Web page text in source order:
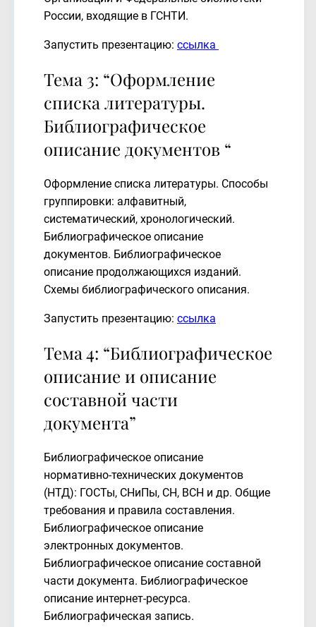
России, входящие в ГСНТИ.
Запустить презентацию: ссылка
Тема 3: “Оформление
списка литературы.
Библиографическое
описание документов “
Оформление списка литературы. Способы
группировки: алфавитный,
систематический, хронологический.
Библиографическое описание
документов. Библиографическое
описание продолжающихся изданий.
Схемы библиографического описания.
Запустить презентацию: ссылка
Тема 4: “Библиографическое
описание и описание
составной части
документа”
Библиографическое описание
нормативно-технических документов
(НТД): ГОСТы, СНиПы, СН, ВСН и др. Общие
требования и правила составления.
Библиографическое описание
электронных документов.
Библиографическое описание составной
части документа. Библиографическое
описание интернет-ресурса.
Библиографическая запись.